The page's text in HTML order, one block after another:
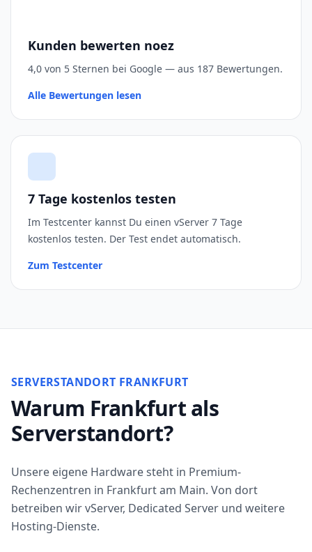
Kunden bewerten noez
4,0 von 5 Sternen bei Google — aus 187 Bewertungen.
Alle Bewertungen lesen
7 Tage kostenlos testen
Im Testcenter kannst Du einen vServer 7 Tage
kostenlos testen. Der Test endet automatisch.
Zum Testcenter
SERVERSTANDORT FRANKFURT
Warum Frankfurt als
Serverstandort?
Unsere eigene Hardware steht in Premium-
Rechenzentren in Frankfurt am Main. Von dort
betreiben wir vServer, Dedicated Server und weitere
Hosting-Dienste.